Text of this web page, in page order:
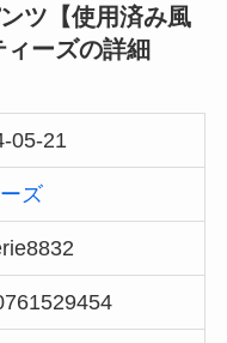
ツ【使用済み風
ーズの詳細
05-21
ズ